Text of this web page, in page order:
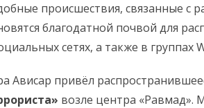
происшествия, связанные с
благодатной почвой для
сетях, а также в группах
Ависар привёл
возле центра «Равмад».